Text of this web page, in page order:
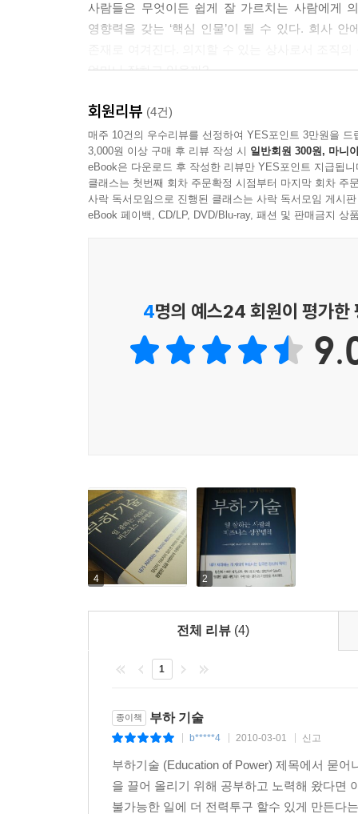
부하 직원에게 먼저 ‘성공 체험’을 정리하도록 한
록 하려면 부하 직원에게 거는 기대를 “자네라면
라.
Essential Point 4 효과적이고 적합한 맞춤형 교육법
완전 초보를 가르치기 어렵다는 생각은 선입견이
가르치는 방법에 불만을 제기하는 부하 직원에게
록 한다.
나이가 훨씬 어린 부하 직원은 상사가 모르는 노
록 조언하라.
가르치는 사람은 ‘약간의 긴장 상태’에서 말하는
교육 자료에는 핵심 포인트만 넣고 칠판이나 화이
도형은 강한 인상을 남기므로 지나치게 많이 사용
“○○ 선생님이 말씀하시길”이라는 식의 화법으로
복습을 겸한 그룹 토의는 배우는 사람 스스로가
--- 본문 중에서
사람들은 무엇이든 쉽게 잘 가르치는 사람에게
영향력을 갖는 ‘핵심 인물’이 될 수 있다. 회사
얼마나 잘하고 있을까?
이 책의 저자는 현재 일본의 대표적인 기업의
와중에도 1년에 3~4권의 책을 쓰고 있다. 저자가
줄여 일하기 때문이 아니다. 오히려 저자는 가
방법은 무엇일까? 그것은 바로 ‘남에게 알기 쉽게
텐데’라고 생각한 적이 있을 것이다. 손오공이 자
그런 꿈같은 일을 실현할 수 있다고 말한다.
있었다고 말한다.
부하 직원이나 후배를 능숙하게 가르쳐서 내 안
한 조사에 따르면 사람은 배운 것의 80퍼센트를
오히려 80퍼센트 이상 기억에 남는다고 한다. 이
지금까지 출판된 교육 방법에 관한 책 대부분이 ‘
그와 아울러 ‘가르치는 사람’ 스스로의 변화까지
데 서툰 사람이나, 대인 관계를 잘 풀지 못하는
· 개인과 조직 모두를 성장시키는 ‘교육의 연쇄 효
· 부하의 ‘자신감’과 ‘의욕’을 북돋워 주는 방법
· 부하의 타입에 맞춰 효과적으로 가르치는 기술
· 스터디 모임이나 연수를 통해 많은 부하들을 한
올바른 교육 방법이 뿌리 내린 조직은 '교육의
회원리뷰 (4건)
매주 10건의 우수리뷰를 선정하여 YES포인트 3만원을 드
3,000원 이상 구매 후 리뷰 작성 시 일반회원 300원, 마니
eBook은 다운로드 후 작성한 리뷰만 YES포인트 지급됩니
클래스는 첫번째 회차 주문확정 시점부터 마지막 회차 주
사락 독서모임으로 진행된 클래스는 사락 독서모임 게시
eBook 페이백, CD/LP, DVD/Blu-ray, 패션 및 판매금지 상
4명의 예스24 회원이 평가한
4 2
전체 리뷰 (4)
1
종이책 부하 기술
b*****4 2010-03-01 신고
부하기술 (Education of Power) 제목에서 묻
을 끌어 올리기 위해 공부하고 노력해 왔다면
불가능한 일에 더 전력투구 할수 있게 만든다